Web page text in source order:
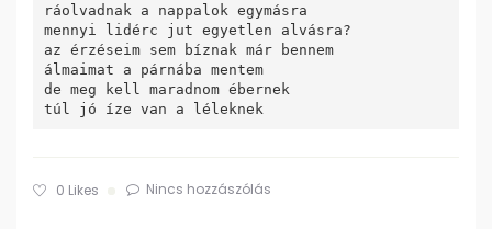
ráolvadnak a nappalok egymásra
mennyi lidérc jut egyetlen alvásra?
az érzéseim sem bíznak már bennem
álmaimat a párnába mentem
de meg kell maradnom ébernek
túl jó íze van a léleknek
0 Likes Nincs hozzászólás